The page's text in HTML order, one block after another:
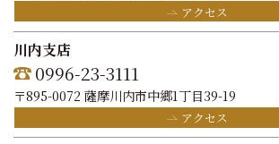
アクセス
川内支店
0996-23-3111
〒895-0072 薩摩川内市中郷1丁目39-19
アクセス